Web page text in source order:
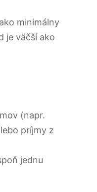
minimálny
je väčší ako
(napr.
príjmy z
jednu